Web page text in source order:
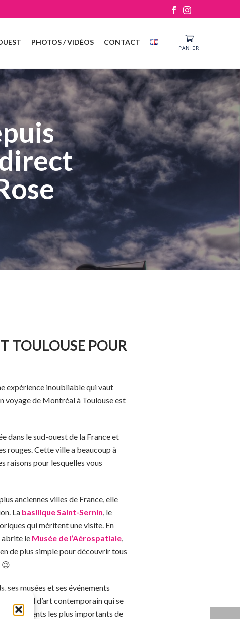
PHOTOS / VIDÉOS CONTACT
PANIER
TOULOUSE POUR
expérience inoubliable qui vaut
voyage de Montréal à Toulouse est
dans le sud-ouest de la France et
rouges. Cette ville a beaucoup à
raisons pour lesquelles vous
anciennes villes de France, elle
La basilique Saint-Sernin, le
qui méritent une visite. En
abrite le Musée de l’Aérospatiale,
de plus simple pour découvrir tous
😉
ses musées et ses événements
festival d’art contemporain qui se
événements les plus importants de